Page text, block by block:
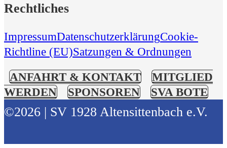
Rechtliches
ImpressumDatenschutzerklärungCookie-
Richtline (EU)Satzungen & Ordnungen
ANFAHRT & KONTAKT
MITGLIED
WERDEN
SPONSOREN SVA BOTE
©2026 | SV 1928 Altensittenbach e.V.